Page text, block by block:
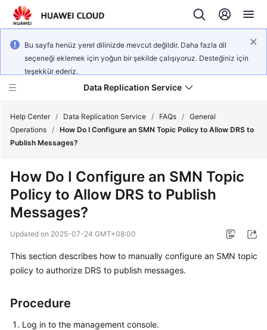
Bu sayfa henüz yerel dilinizde mevcut değildir. Daha fazla dil
seçeneği eklemek için yoğun bir şekilde çalışıyoruz. Desteğiniz için
teşekkür ederiz.
Data Replication Service
Service
Overview
Billing
Getting
Started
User
Help Center / Data Replication Service / FAQs / General
Operations / How Do I Configure an SMN Topic Policy to Allow DRS to
Publish Messages?
How Do I Configure an SMN Topic
Policy to Allow DRS to Publish
Messages?
Updated on 2025-07-24 GMT+08:00
This section describes how to manually configure an SMN topic
policy to authorize DRS to publish messages.
Procedure
Log in to the management console.